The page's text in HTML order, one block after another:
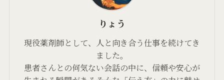
りょう
現役薬剤師として、人と向き合う仕事を続けてき
ました。
患者さんとの何気ない会話の中に、信頼や安心が